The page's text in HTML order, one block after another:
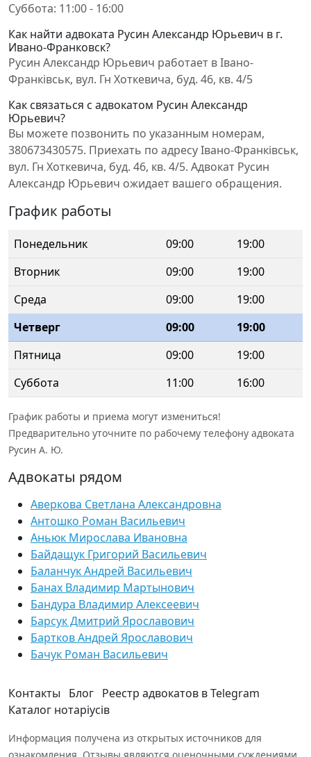
Суббота: 11:00 - 16:00
Как найти адвоката Русин Александр Юрьевич в г.
Ивано-Франковск?
Русин Александр Юрьевич работает в Івано-
Франківськ, вул. Гн Хоткевича, буд. 46, кв. 4/5
Как связаться с адвокатом Русин Александр
Юрьевич?
Вы можете позвонить по указанным номерам,
380673430575. Приехать по адресу Івано-Франківськ,
вул. Гн Хоткевича, буд. 46, кв. 4/5. Адвокат Русин
Александр Юрьевич ожидает вашего обращения.
График работы
Понедельник 09:00
19:00
Вторник
09:00
19:00
Среда
09:00
19:00
Четверг
09:00
19:00
Пятница
09:00
19:00
Суббота
11:00 16:00
График работы и приема могут измениться!
Предварительно уточните по рабочему телефону адвоката
Русин А. Ю.
Адвокаты рядом
Аверкова Светлана Александровна
Антошко Роман Васильевич
Аньюк Мирослава Ивановна
Байдащук Григорий Васильевич
Баланчук Андрей Васильевич
Банах Владимир Мартынович
Бандура Владимир Алексеевич
Барсук Дмитрий Ярославович
Бартков Андрей Ярославович
Бачук Роман Васильевич
Контакты Блог Реестр адвокатов в Telegram
Каталог нотаріусів
Информация получена из открытых источников для